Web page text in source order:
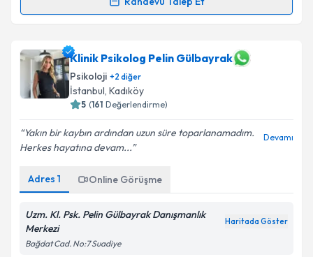
Randevu Talep Et
talebi oluşturun. Size bu uzmandan randevu almanız
için bir takvim hazırlandığında e-posta ile
bilgilendireceğiz.
E-posta Adresiniz
Kişisel verilerimin işlenmesine ilişkin
Metni
'ni okudum ve kişisel verilerimin belirtilen
Takvim Talebini Gönder
Klinik Psikolog Pelin Gülbayrak
Psikoloji diğer
İstanbul,Kadıköy
( Değerlendirme)
Yakın bir kaybın ardından uzun süre toparlanamadım.
Herkes hayatına devam...
Adres 1 Online Görüşme
Uzm. Kl. Psk. Pelin Gülbayrak Danışmanlık
Merkezi
Bağdat Cad. No:7 Suadiye